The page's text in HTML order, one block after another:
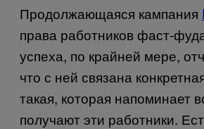
Продолжающаяся кампания
права работников фаст-
успеха, по крайней мере,
что с ней связана
такая, которая напоминает
получают эти работники.